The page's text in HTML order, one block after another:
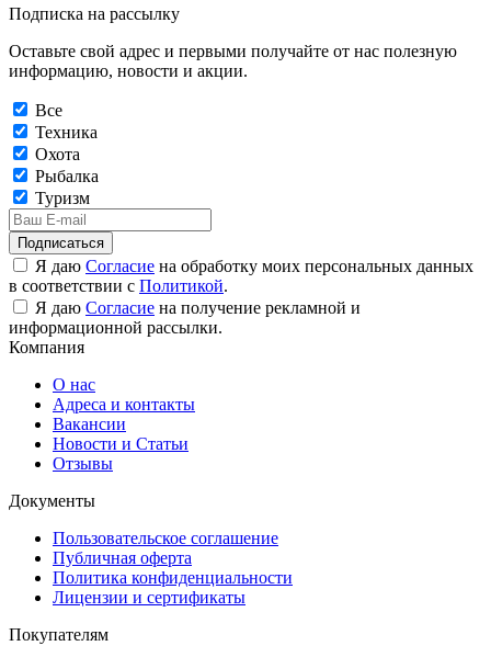
Подписка на рассылку
Оставьте свой адрес и первыми получайте от нас полезную
информацию, новости и акции.
Все
Техника
Охота
Рыбалка
Туризм
Подписаться
Я даю Согласие на обработку моих персональных данных
в соответствии с Политикой.
Я даю Согласие на получение рекламной и
информационной рассылки.
Компания
О нас
Адреса и контакты
Вакансии
Новости и Статьи
Отзывы
Документы
Пользовательское соглашение
Публичная оферта
Политика конфиденциальности
Лицензии и сертификаты
Покупателям